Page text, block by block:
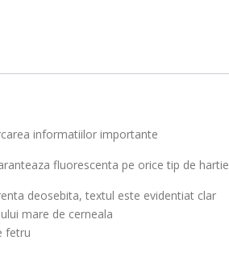
informatiilor importante
fluorescenta pe orice tip de hartie
deosebita, textul este evidentiat clar
mare de cerneala
fetru